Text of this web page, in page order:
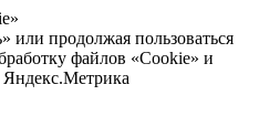
продолжая пользоваться
файлов «Cookie» и